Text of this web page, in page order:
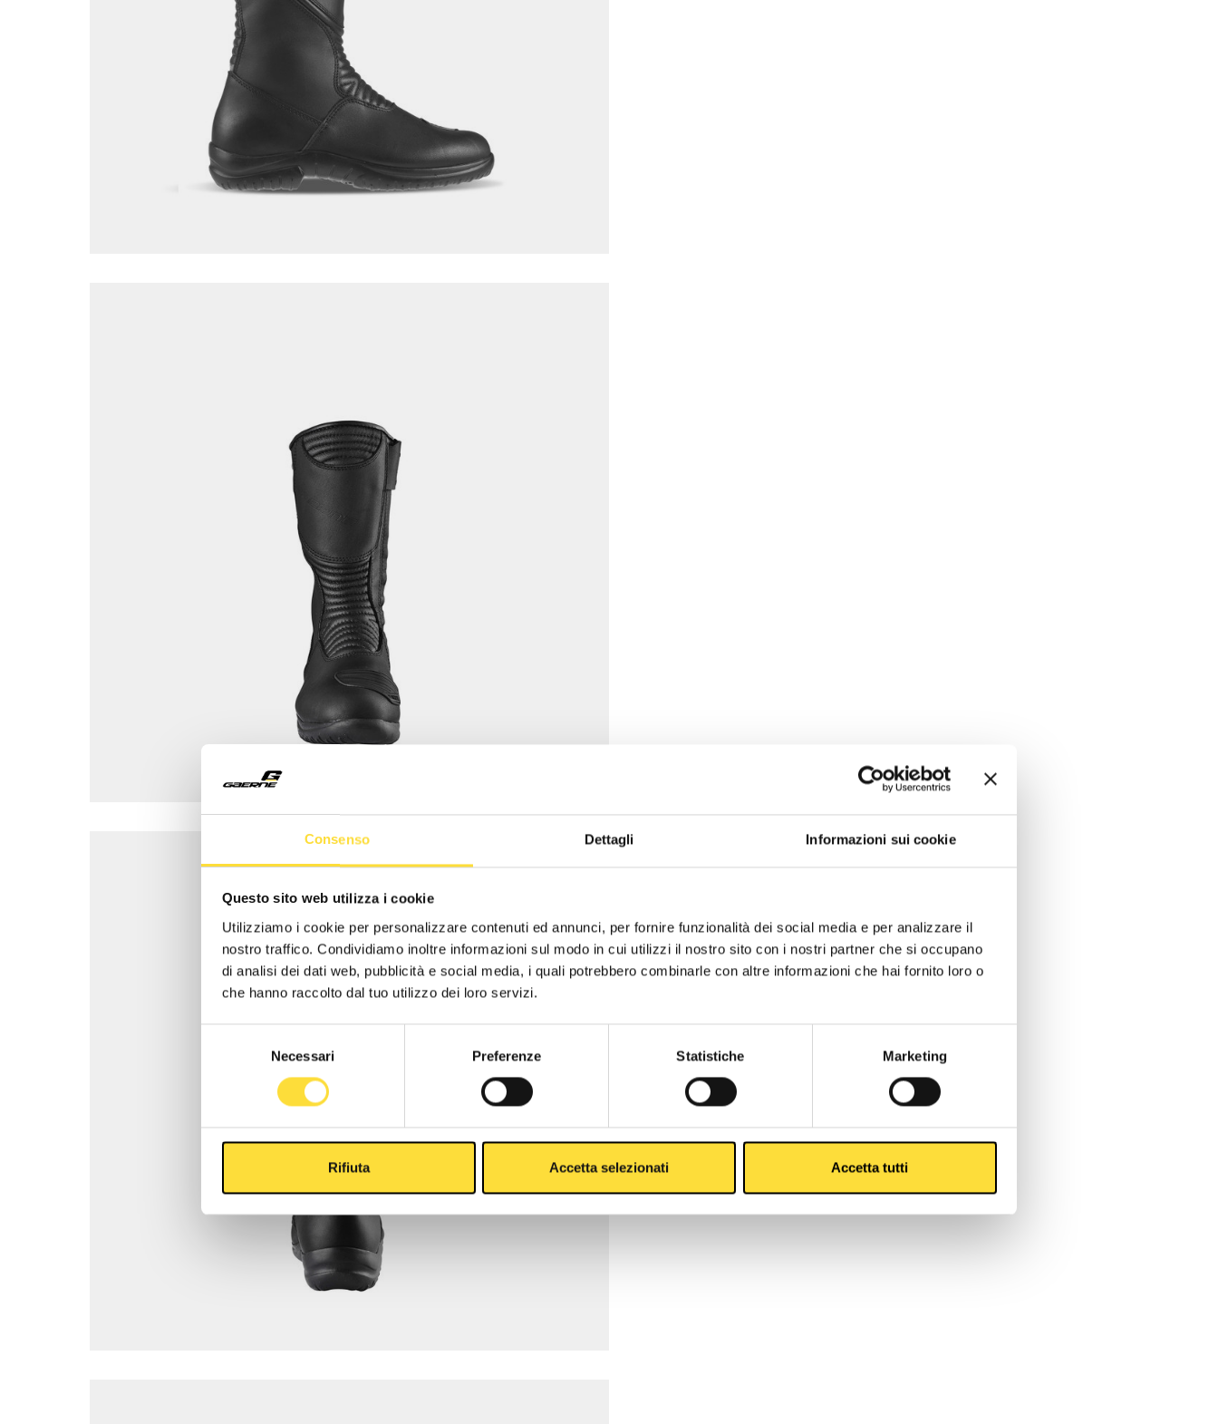
Consenso Dettagli Informazioni sui cookie
Questo sito web utilizza i cookie
Utilizziamo i cookie per personalizzare contenuti ed annunci, per fornire funzionalità dei social media e per analizzare il
nostro traffico. Condividiamo inoltre informazioni sul modo in cui utilizzi il nostro sito con i nostri partner che si occupano
di analisi dei dati web, pubblicità e social media, i quali potrebbero combinarle con altre informazioni che hai fornito loro o
che hanno raccolto dal tuo utilizzo dei loro servizi.
Necessari Preferenze Statistiche Marketing
Rifiuta Accetta selezionati Accetta tutti